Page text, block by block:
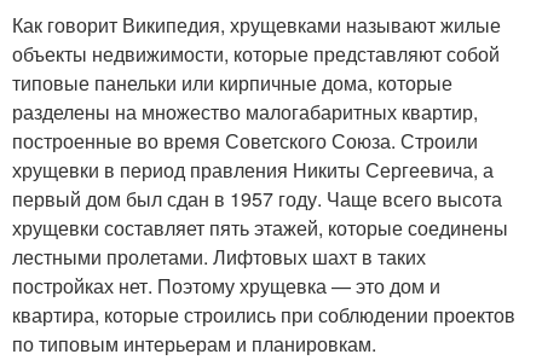
Как говорит Википедия, хрущевками называют жилые
объекты недвижимости, которые представляют собой
типовые панельки или кирпичные дома, которые
разделены на множество малогабаритных квартир,
построенные во время Советского Союза. Строили
хрущевки в период правления Никиты Сергеевича, а
первый дом был сдан в 1957 году. Чаще всего высота
хрущевки составляет пять этажей, которые соединены
лестными пролетами. Лифтовых шахт в таких
постройках нет. Поэтому хрущевка — это дом и
квартира, которые строились при соблюдении проектов
по типовым интерьерам и планировкам.